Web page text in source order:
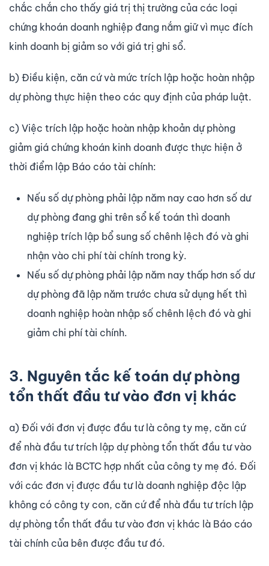
chắc chắn cho thấy giá trị thị trường của các loại
chứng khoán doanh nghiệp đang nắm giữ vì mục đích
kinh doanh bị giảm so với giá trị ghi sổ.
b) Điều kiện, căn cứ và mức trích lập hoặc hoàn nhập
dự phòng thực hiện theo các quy định của pháp luật.
c) Việc trích lập hoặc hoàn nhập khoản dự phòng
giảm giá chứng khoán kinh doanh được thực hiện ở
thời điểm lập Báo cáo tài chính:
Nếu số dự phòng phải lập năm nay cao hơn số dư
dự phòng đang ghi trên sổ kế toán thì doanh
nghiệp trích lập bổ sung số chênh lệch đó và ghi
nhận vào chi phí tài chính trong kỳ.
Nếu số dự phòng phải lập năm nay thấp hơn số dư
dự phòng đã lập năm trước chưa sử dụng hết thì
doanh nghiệp hoàn nhập số chênh lệch đó và ghi
giảm chi phí tài chính.
3. Nguyên tắc kế toán dự phòng
tổn thất đầu tư vào đơn vị khác
a) Đối với đơn vị được đầu tư là công ty mẹ, căn cứ
để nhà đầu tư trích lập dự phòng tổn thất đầu tư vào
đơn vị khác là BCTC hợp nhất của công ty mẹ đó. Đối
với các đơn vị được đầu tư là doanh nghiệp độc lập
không có công ty con, căn cứ để nhà đầu tư trích lập
dự phòng tổn thất đầu tư vào đơn vị khác là Báo cáo
tài chính của bên được đầu tư đó.